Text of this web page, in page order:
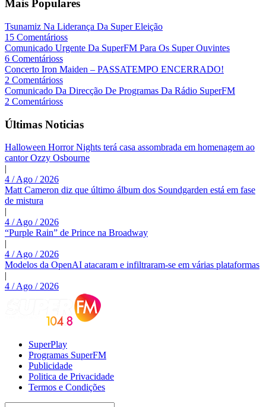
Mais Populares
Tsunamiz Na Liderança Da Super Eleição
15 Comentárioss
Comunicado Urgente Da SuperFM Para Os Super Ouvintes
6 Comentárioss
Concerto Iron Maiden – PASSATEMPO ENCERRADO!
2 Comentárioss
Comunicado Da Direcção De Programas Da Rádio SuperFM
2 Comentárioss
Últimas Noticias
Halloween Horror Nights terá casa assombrada em homenagem ao
cantor Ozzy Osbourne
|
4 / Ago / 2026
Matt Cameron diz que último álbum dos Soundgarden está em fase
de mistura
|
4 / Ago / 2026
“Purple Rain” de Prince na Broadway
|
4 / Ago / 2026
Modelos da OpenAI atacaram e infiltraram-se em várias plataformas
|
4 / Ago / 2026
SuperPlay
Programas SuperFM
Publicidade
Politica de Privacidade
Termos e Condições